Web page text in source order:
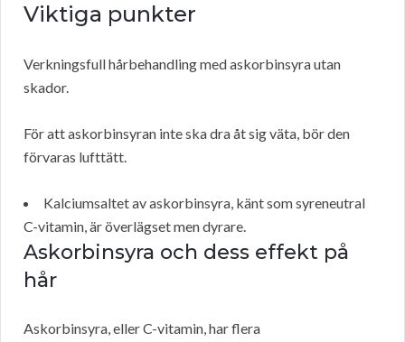
Viktiga punkter
Verkningsfull hårbehandling med askorbinsyra utan
skador.
För att askorbinsyran inte ska dra åt sig väta, bör den
förvaras lufttätt.
Kalciumsaltet av askorbinsyra, känt som syreneutral
C-vitamin, är överlägset men dyrare.
Askorbinsyra och dess effekt på
hår
Askorbinsyra, eller C-vitamin, har flera